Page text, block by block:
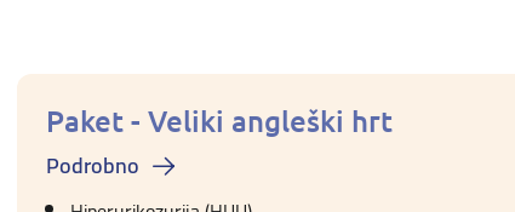
Paket - Veliki angleški hrt
Podrobno